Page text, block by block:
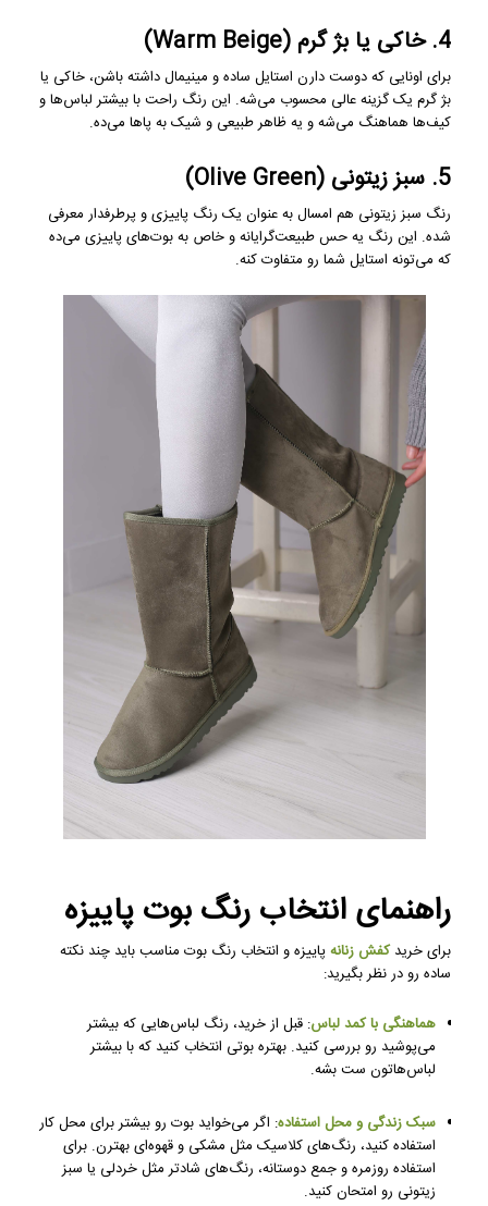
4. خاکی یا بژ گرم (Warm Beige)
برای اونایی که دوست دارن استایل ساده و مینیمال داشته باشن، خاکی یا
بژ گرم یک گزینه عالی محسوب می‌شه. این رنگ راحت با بیشتر لباس‌ها و
کیف‌ها هماهنگ می‌شه و یه ظاهر طبیعی و شیک به پاها می‌ده.
5. سبز زیتونی (Olive Green)
رنگ سبز زیتونی هم امسال به عنوان یک رنگ پاییزی و پرطرفدار معرفی
شده. این رنگ یه حس طبیعت‌گرایانه و خاص به بوت‌های پاییزی می‌ده
که می‌تونه استایل شما رو متفاوت کنه.
راهنمای انتخاب رنگ بوت پاییزه
برای خریدکفش زنانهپاییزه و انتخاب رنگ بوت مناسب باید چند نکته
ساده رو در نظر بگیرید:
هماهنگی با کمد لباس: قبل از خرید، رنگ لباس‌هایی که بیشتر
می‌پوشید رو بررسی کنید. بهتره بوتی انتخاب کنید که با بیشتر
لباس‌هاتون ست بشه.
سبک زندگی و محل استفاده: اگر می‌خواید بوت رو بیشتر برای محل کار
استفاده کنید، رنگ‌های کلاسیک مثل مشکی و قهوه‌ای بهترن. برای
استفاده روزمره و جمع دوستانه، رنگ‌های شادتر مثل خردلی یا سبز
زیتونی رو امتحان کنید.